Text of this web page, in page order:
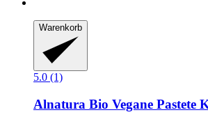
Warenkorb
5.0 (1)
Alnatura Bio Vegane Pastete